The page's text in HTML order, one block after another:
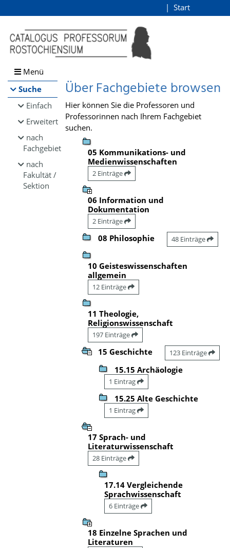
Browsen
direkt zum Inhalt
Start
Menü
Suche
Einfach
Erweitert
nach
Fachgebiet
nach
Fakultät /
Sektion
Über Fachgebiete browsen
Hier können Sie die Professoren und
Professorinnen nach Ihrem Fachgebiet
suchen.
05 Kommunikations- und
Medienwissenschaften
2 Einträge
06 Information und
Dokumentation
2 Einträge
08 Philosophie 48 Einträge
10 Geisteswissenschaften
allgemein
12 Einträge
11 Theologie,
Religionswissenschaft
197 Einträge
15 Geschichte 123 Einträge
15.15 Archäologie
1 Eintrag
15.25 Alte Geschichte
1 Eintrag
17 Sprach- und
Literaturwissenschaft
28 Einträge
17.14 Vergleichende
Sprachwissenschaft
6 Einträge
18 Einzelne Sprachen und
Literaturen